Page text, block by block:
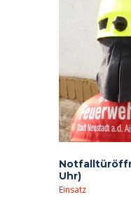
Uhr)
Einsatz